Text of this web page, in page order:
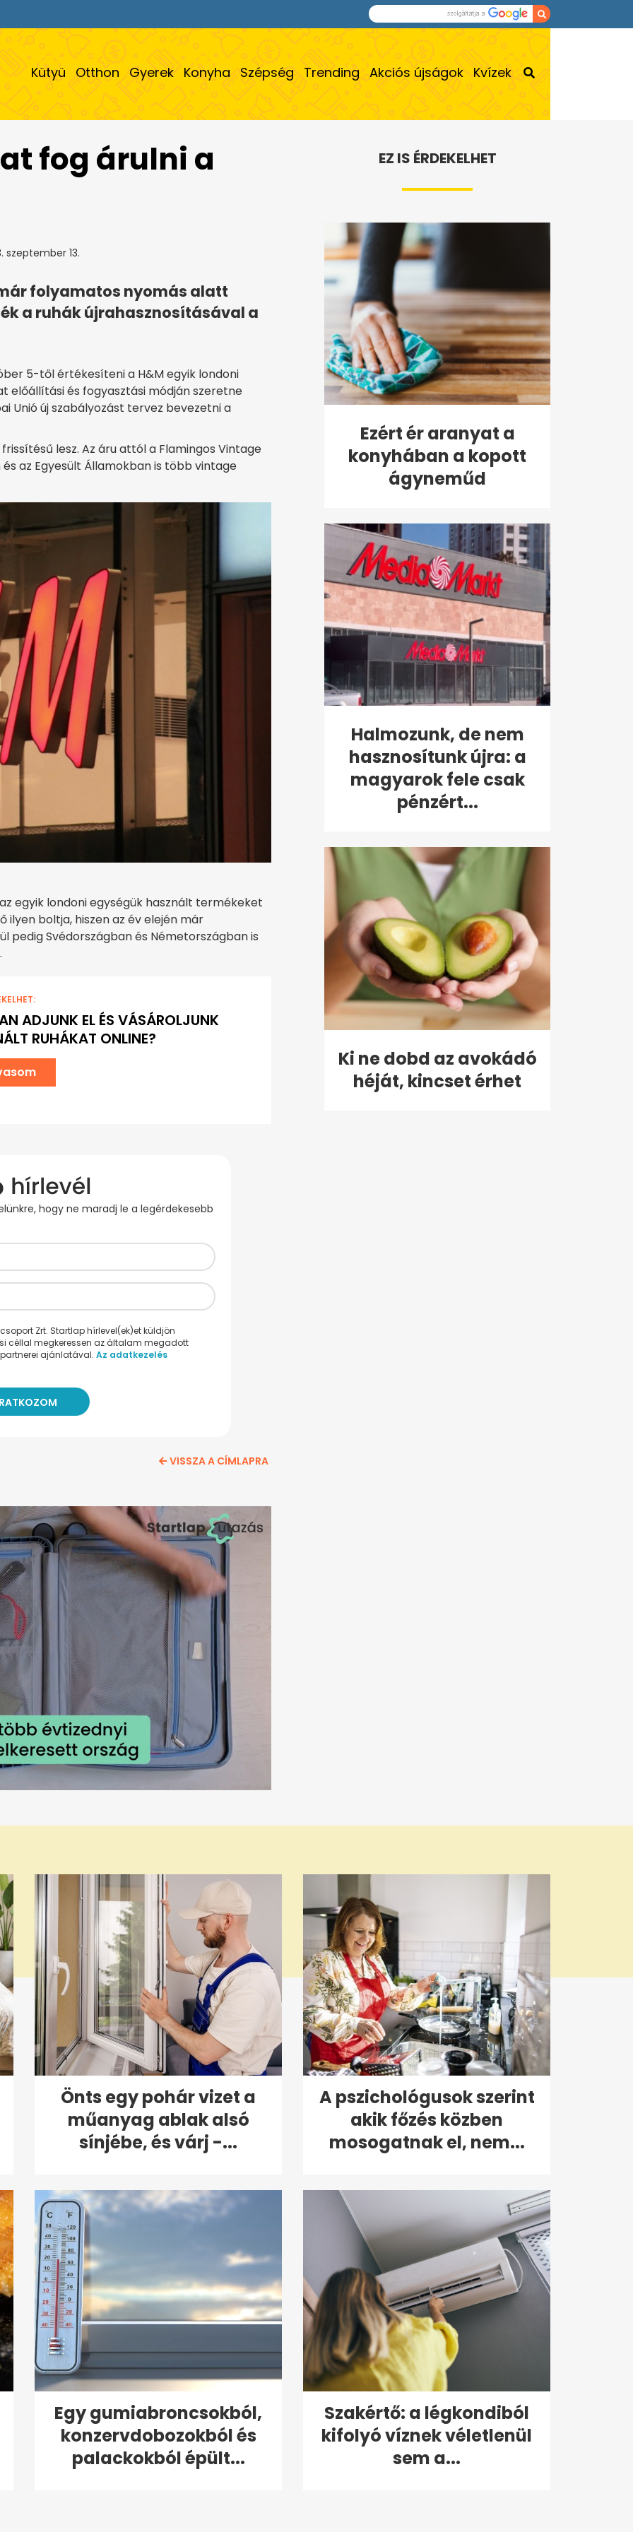
Kütyü Otthon Gyerek Konyha Szépség Trending Akciós újságok Kvízek
fog árulni a
szeptember 13.
folyamatos nyomás alatt
a ruhák újrahasznosításával a
5-től értékesíteni a H&M egyik londoni
előállítási és fogyasztási módján szeretne
Unió új szabályozást tervez bevezetni a
lesz. Az áru attól a Flamingos Vintage
az Egyesült Államokban is több vintage
egyik londoni egységük használt termékeket
ilyen boltja, hiszen az év elején már
pedig Svédországban és Németországban is
ADJUNK EL ÉS VÁSÁROLJUNK
RUHÁKAT ONLINE?
hogy ne maradj le a legérdekesebb
Zrt. Startlap hírlevel(ek)et küldjön
céllal megkeressen az általam megadott
ajánlatával. Az adatkezelés
VISSZA A CÍMLAPRA
EZ IS ÉRDEKELHET
Ezért ér aranyat a
konyhában a kopott
ágyneműd
Halmozunk, de nem
hasznosítunk újra: a
magyarok fele csak
pénzért...
Ki ne dobd az avokádó
héját, kincset érhet
Önts egy pohár vizet a
műanyag ablak alsó
sínjébe, és várj -...
A pszichológusok szerint
akik főzés közben
mosogatnak el, nem...
Egy gumiabroncsokból,
konzervdobozokból és
palackokból épült...
Szakértő: a légkondiból
kifolyó víznek véletlenül
sem a...